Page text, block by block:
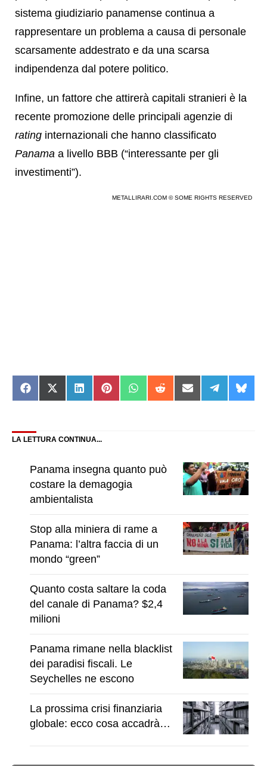
sistema giudiziario panamense continua a
rappresentare un problema a causa di personale
scarsamente addestrato e da una scarsa
indipendenza dal potere politico.
Infine, un fattore che attirerà capitali stranieri è la
recente promozione delle principali agenzie di
rating internazionali che hanno classificato
Panama a livello BBB (“interessante per gli
investimenti”).
METALLIRARI.COM © SOME RIGHTS RESERVED
Share
on
Share
on
Share
on
Share
on
Share
on
Share
on
Share
on
Share
on
on
LA LETTURA CONTINUA...
Panama insegna quanto può
costare la demagogia
ambientalista
Stop alla miniera di rame a
Panama: l’altra faccia di un
mondo “green”
Quanto costa saltare la coda
del canale di Panama? $2,4
milioni
Panama rimane nella blacklist
dei paradisi fiscali. Le
Seychelles ne escono
La prossima crisi finanziaria
globale: ecco cosa accadrà…